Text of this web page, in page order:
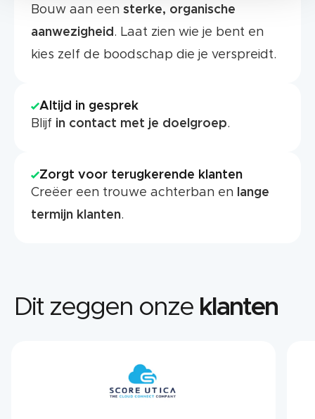
Bouw aan een sterke, organische
aanwezigheid . Laat zien wie je bent en
kies zelf de boodschap die je verspreidt.
Altijd in gesprek
Blijf in contact met je doelgroep.
Zorgt voor terugkerende klanten
Creëer een trouwe achterban en
lange
termijn klanten.
Dit zeggen onze klanten